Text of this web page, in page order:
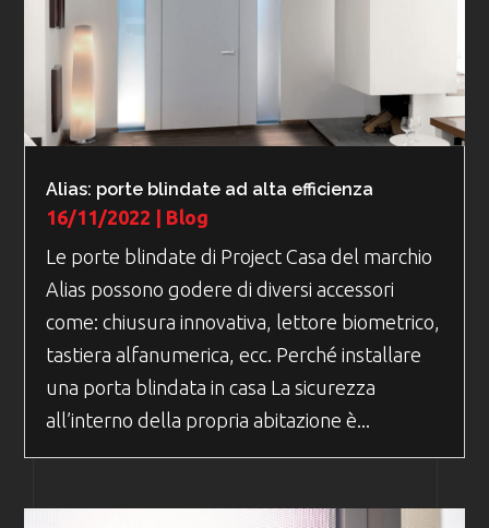
Alias: porte blindate ad alta efficienza
16/11/2022 | Blog
Le porte blindate di Project Casa del marchio
Alias possono godere di diversi accessori
come: chiusura innovativa, lettore biometrico,
tastiera alfanumerica, ecc. Perché installare
una porta blindata in casa La sicurezza
all’interno della propria abitazione è...